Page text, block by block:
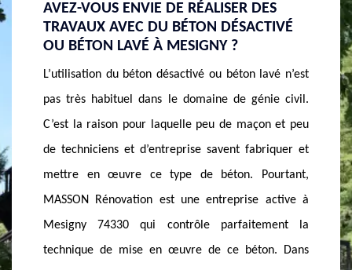
RÉALISER DES
DÉSACTIVÉ
?
ou béton lavé n’est
domaine de génie civil.
peu de maçon et peu
savent fabriquer et
de béton. Pourtant,
une entreprise active à
parfaitement la
de ce béton. Dans
TRAVAUX DE BÉTON LAVÉ À
ET SES ENVIRONS
Le béton lavé fait partie des bétons
presque identique au béton désactivé.
béton normal à laver avec un
pression, laissant apparaître les
forme de béton est très populaire sur
parcs ou encore sur les trottoirs.
assurons de vous réaliser le meilleur
qui soient dans cette ville. Faites
professionnels qui sauront que faire